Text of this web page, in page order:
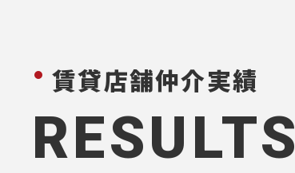
賃貸店舗仲介実績
RESULTS